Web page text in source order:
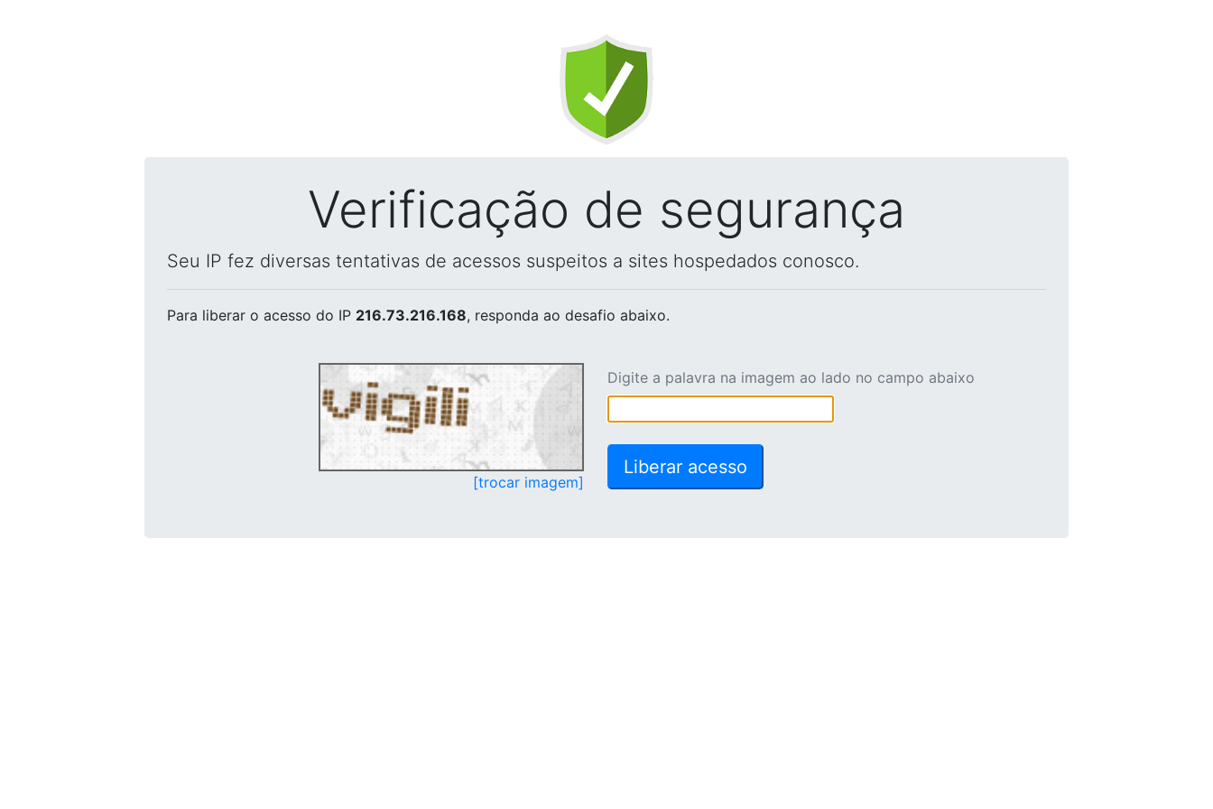
Verificação de segurança
Seu IP fez diversas tentativas de acessos suspeitos a sites hospedados conosco.
Para liberar o acesso do IP 216.73.216.168, responda ao desafio abaixo.
[trocar imagem]
Digite a palavra na imagem ao lado no campo abaixo